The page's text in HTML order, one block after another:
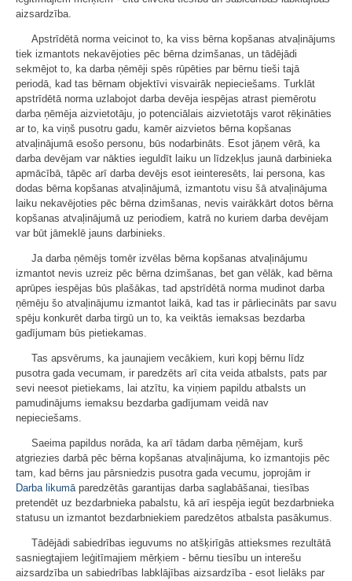
aizsardzība.
Apstrīdētā norma veicinot to, ka viss bērna kopšanas atvaļinājums
tiek izmantots nekavējoties pēc bērna dzimšanas, un tādējādi
sekmējot to, ka darba ņēmēji spēs rūpēties par bērnu tieši tajā
periodā, kad tas bērnam objektīvi visvairāk nepieciešams. Turklāt
apstrīdētā norma uzlabojot darba devēja iespējas atrast piemērotu
darba ņēmēja aizvietotāju, jo potenciālais aizvietotājs varot rēķināties
ar to, ka viņš pusotru gadu, kamēr aizvietos bērna kopšanas
atvaļinājumā esošo personu, būs nodarbināts. Esot jāņem vērā, ka
darba devējam var nākties ieguldīt laiku un līdzekļus jaunā darbinieka
apmācībā, tāpēc arī darba devējs esot ieinteresēts, lai persona, kas
dodas bērna kopšanas atvaļinājumā, izmantotu visu šā atvaļinājuma
laiku nekavējoties pēc bērna dzimšanas, nevis vairākkārt dotos bērna
kopšanas atvaļinājumā uz periodiem, katrā no kuriem darba devējam
var būt jāmeklē jauns darbinieks.
Ja darba ņēmējs tomēr izvēlas bērna kopšanas atvaļinājumu
izmantot nevis uzreiz pēc bērna dzimšanas, bet gan vēlāk, kad bērna
aprūpes iespējas būs plašākas, tad apstrīdētā norma mudinot darba
ņēmēju šo atvaļinājumu izmantot laikā, kad tas ir pārliecināts par savu
spēju konkurēt darba tirgū un to, ka veiktās iemaksas bezdarba
gadījumam būs pietiekamas.
Tas apsvērums, ka jaunajiem vecākiem, kuri kopj bērnu līdz
pusotra gada vecumam, ir paredzēts arī cita veida atbalsts, pats par
sevi neesot pietiekams, lai atzītu, ka viņiem papildu atbalsts un
pamudinājums iemaksu bezdarba gadījumam veidā nav
nepieciešams.
Saeima papildus norāda, ka arī tādam darba ņēmējam, kurš
atgriezies darbā pēc bērna kopšanas atvaļinājuma, ko izmantojis pēc
tam, kad bērns jau pārsniedzis pusotra gada vecumu, joprojām ir
Darba likumāparedzētās garantijas darba saglabāšanai, tiesības
pretendēt uz bezdarbnieka pabalstu, kā arī iespēja iegūt bezdarbnieka
statusu un izmantot bezdarbniekiem paredzētos atbalsta pasākumus.
Tādējādi sabiedrības ieguvums no atšķirīgās attieksmes rezultātā
sasniegtajiem leģitīmajiem mērķiem - bērnu tiesību un interešu
aizsardzība un sabiedrības labklājības aizsardzība - esot lielāks par